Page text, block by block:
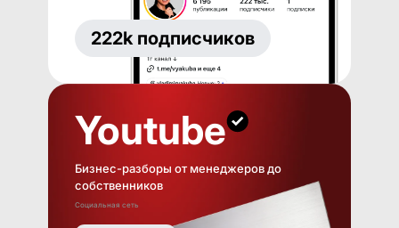
222k подписчиков
Youtube
Бизнес-разборы от менеджеров до
собственников
Социальная сеть